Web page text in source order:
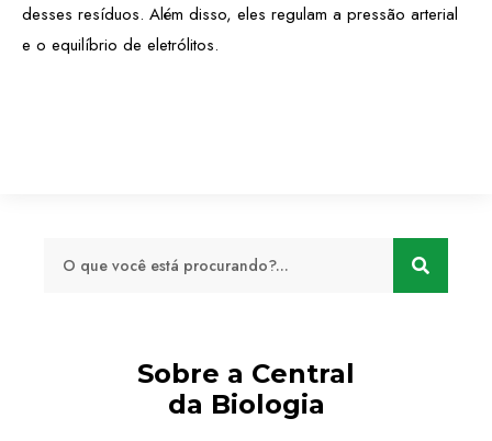
desses resíduos. Além disso, eles regulam a pressão arterial
e o equilíbrio de eletrólitos.
Sobre a Central
da Biologia